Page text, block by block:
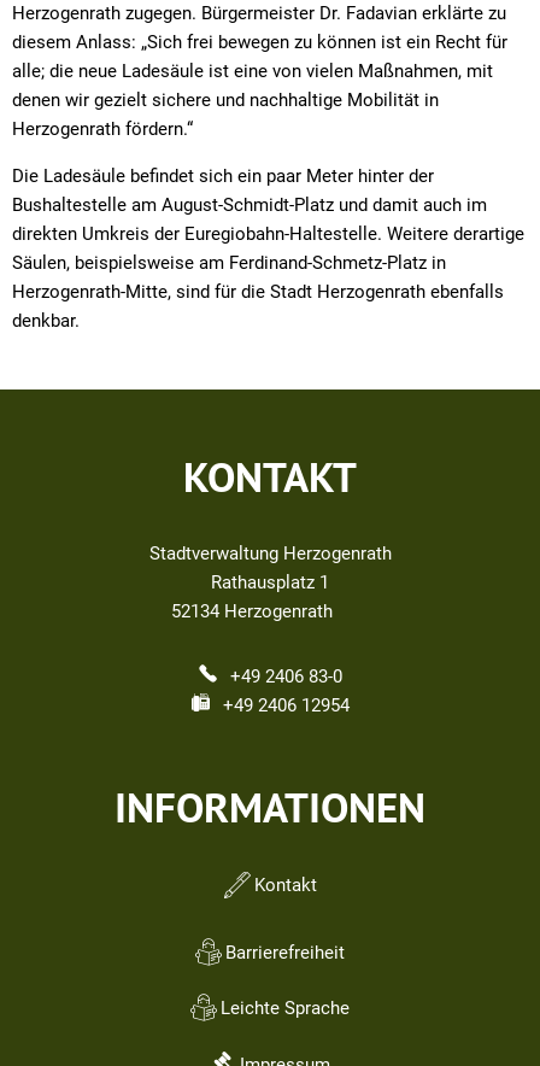
Herzogenrath zugegen. Bürgermeister Dr. Fadavian erklärte zu
diesem Anlass: „Sich frei bewegen zu können ist ein Recht für
alle; die neue Ladesäule ist eine von vielen Maßnahmen, mit
denen wir gezielt sichere und nachhaltige Mobilität in
Herzogenrath fördern.“
Die Ladesäule befindet sich ein paar Meter hinter der
Bushaltestelle am August-Schmidt-Platz und damit auch im
direkten Umkreis der Euregiobahn-Haltestelle. Weitere derartige
Säulen, beispielsweise am Ferdinand-Schmetz-Platz in
Herzogenrath-Mitte, sind für die Stadt Herzogenrath ebenfalls
denkbar.
KONTAKT
Stadtverwaltung Herzogenrath
Rathausplatz 1
52134 Herzogenrath
+49 2406 83-0
+49 2406 12954
INFORMATIONEN
Kontakt
Barrierefreiheit
Leichte Sprache